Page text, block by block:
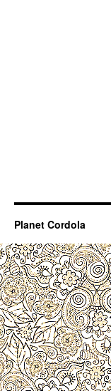
Planet Cordola